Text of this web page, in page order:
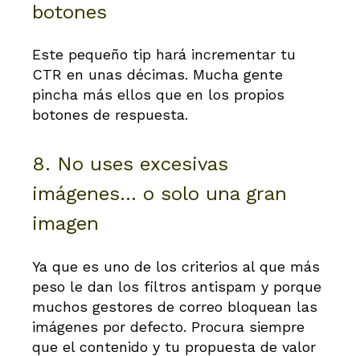
botones
Este pequeño tip hará incrementar tu
CTR en unas décimas. Mucha gente
pincha más ellos que en los propios
botones de respuesta.
8. No uses excesivas
imágenes… o solo una gran
imagen
Ya que es uno de los criterios al que más
peso le dan los filtros antispam y porque
muchos gestores de correo bloquean las
imágenes por defecto. Procura siempre
que el contenido y tu propuesta de valor